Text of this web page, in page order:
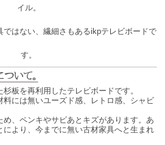
イル。
はない、繊細さもあるikpテレビボードで
す。
板を再利用したテレビボードです。
には無いユーズド感、レトロ感、シャビ
、ペンキやサビあとキズがあります。あ
により、今までに無い古材家具へと生まれ